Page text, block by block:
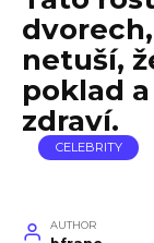
netuší,
poklad
zdraví.
CELEBRITY
AUTHOR